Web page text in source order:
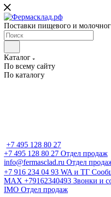
Поставки пищевого и
Каталог
По всему сайту
По каталогу
+7 495 128 80 27
+7 495 128 80 27 Отдел продаж
info@fermasclad.ru Отдел
+7 916 234 04 93 WA и ТГ
MAX +79162340493 Звонки и
IMO Отдел продаж